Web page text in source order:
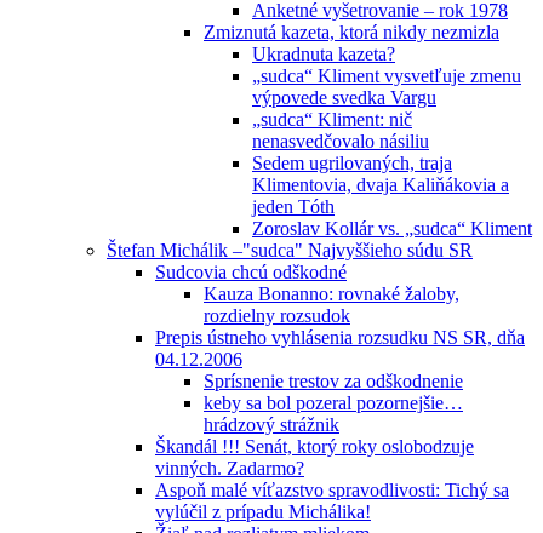
Anketné vyšetrovanie – rok 1978
Zmiznutá kazeta, ktorá nikdy nezmizla
Ukradnuta kazeta?
„sudca“ Kliment vysvetľuje zmenu
výpovede svedka Vargu
„sudca“ Kliment: nič
nenasvedčovalo násiliu
Sedem ugrilovaných, traja
Klimentovia, dvaja Kaliňákovia a
jeden Tóth
Zoroslav Kollár vs. „sudca“ Kliment
Štefan Michálik –"sudca" Najvyššieho súdu SR
Sudcovia chcú odškodné
Kauza Bonanno: rovnaké žaloby,
rozdielny rozsudok
Prepis ústneho vyhlásenia rozsudku NS SR, dňa
04.12.2006
Sprísnenie trestov za odškodnenie
keby sa bol pozeral pozornejšie…
hrádzový strážnik
Škandál !!! Senát, ktorý roky oslobodzuje
vinných. Zadarmo?
Aspoň malé víťazstvo spravodlivosti: Tichý sa
vylúčil z prípadu Michálika!